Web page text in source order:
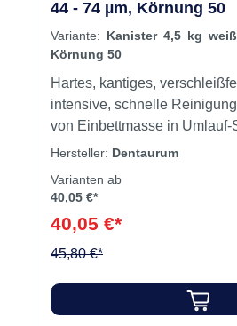
44 - 74 µm, Körnung 50
Variante: Kanister 4,5 kg
Körnung 50
Hartes, kantiges,
intensive, schnelle
von Einbettmasse in Umlauf-
Oberflächenkonditionierung
Hersteller: Dentaurum
Varianten ab
40,05 €*
40,05 €*
45,80 €*